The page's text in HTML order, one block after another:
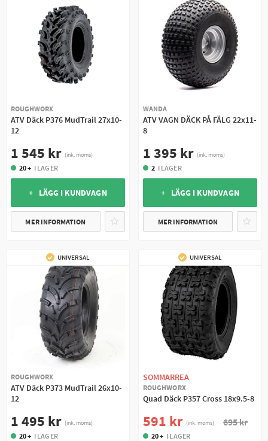
ROUGHWORX
ATV Däck P376 MudTrail 27x10-
12
1 545 kr (ink. moms)
20 + I LAGER
+ LÄGG I KUNDVAGN
MER INFORMATION
WANDA
ATV VAGN DÄCK PÅ FÄLG 22x11-
8
1 395 kr (ink. moms)
2 I LAGER
+ LÄGG I KUNDVAGN
MER INFORMATION
UNIVERSAL
ROUGHWORX
ATV Däck P373 MudTrail 26x10-
12
1 495 kr (ink. moms)
20 + I LAGER
UNIVERSAL
SOMMARREA
ROUGHWORX
Quad Däck P357 Cross 18x9.5-8
591 kr (ink. moms) 695 kr
20 + I LAGER